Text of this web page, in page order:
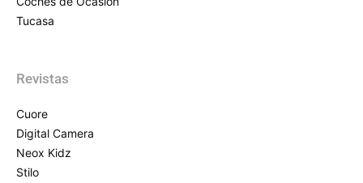
Tucasa
Revistas
Cuore
Digital Camera
Neox Kidz
Stilo